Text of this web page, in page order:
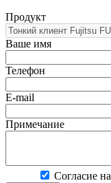
Продукт
Ваше имя
Телефон
E-mail
Примечание
Согласие на